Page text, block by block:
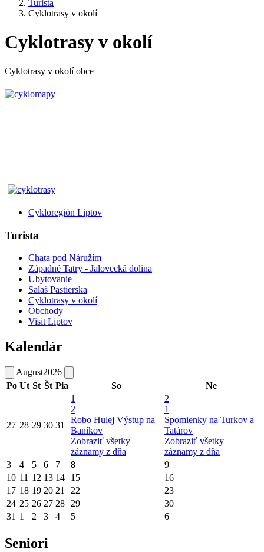
Turista
Cyklotrasy v okolí
Cyklotrasy v okolí
Cyklotrasy v okolí obce
Cykloregión Liptov
Turista
Chata pod Náružím
Západné Tatry - Jalovecká dolina
Ubytovanie
Salaš Pastierska
Cyklotrasy v okolí
Obchody
Visit Liptov
Kalendár
August2026
Po Ut St Št Pia So Ne
27 28 29 30 31
1
2
Robo Hulej Výstup na
Baníkov
Zobraziť všetky
záznamy z dňa
2
1
Spomienky na Turkov a
Tatárov
Zobraziť všetky
záznamy z dňa
3
4 5 6 7 8
9
10 11 12 13 14 15
16
17 18 19 20 21 22
23
24 25 26 27 28 29
30
31 1 2 3 4 5 6
Seniori